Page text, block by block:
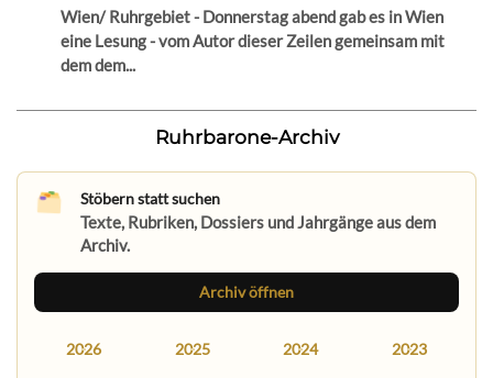
Wien/ Ruhrgebiet - Donnerstag abend gab es in Wien
eine Lesung - vom Autor dieser Zeilen gemeinsam mit
dem dem...
Ruhrbarone-Archiv
Stöbern statt suchen
Texte, Rubriken, Dossiers und Jahrgänge aus dem
Archiv.
Archiv öffnen
2026 2025 2024 2023